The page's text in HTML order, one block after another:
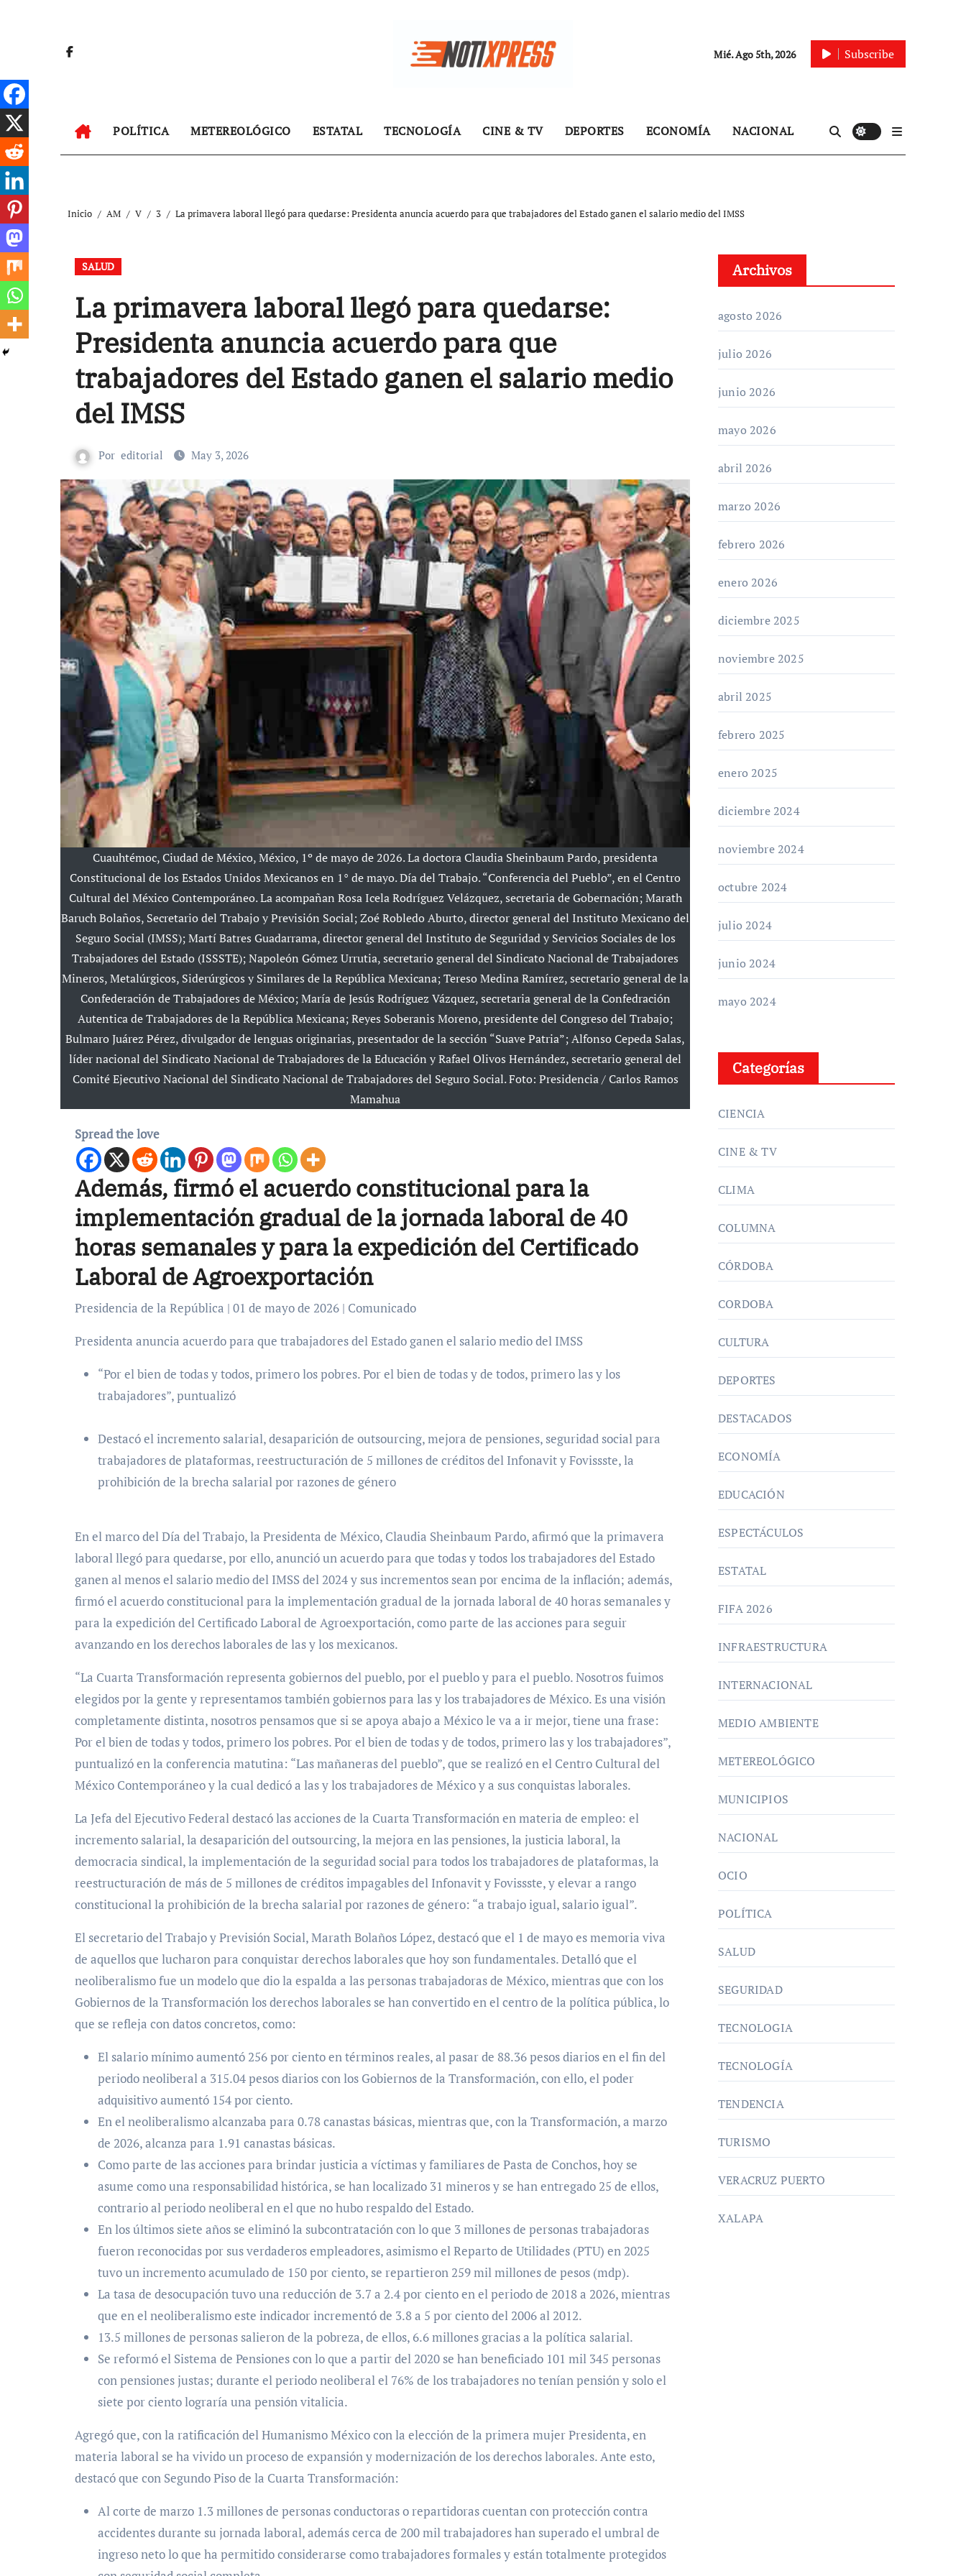
Mié. Ago 5th, 2026 Subscribe
POLÍTICA METEREOLÓGICO ESTATAL TECNOLOGÍA CINE & TV DEPORTES ECONOMÍA NACIONAL
Inicio AM V 3 La primavera laboral llegó para quedarse: Presidenta anuncia acuerdo para que trabajadores del Estado ganen el salario medio del IMSS
SALUD
La primavera laboral llegó para quedarse:
Presidenta anuncia acuerdo para que
trabajadores del Estado ganen el salario medio
del IMSS
Por editorial May 3, 2026
Cuauhtémoc, Ciudad de México, México, 1º de mayo de 2026. La doctora Claudia Sheinbaum Pardo, presidenta
Constitucional de los Estados Unidos Mexicanos en 1° de mayo. Día del Trabajo. “Conferencia del Pueblo”, en el Centro
Cultural del México Contemporáneo. La acompañan Rosa Icela Rodríguez Velázquez, secretaria de Gobernación; Marath
Baruch Bolaños, Secretario del Trabajo y Previsión Social; Zoé Robledo Aburto, director general del Instituto Mexicano del
Seguro Social (IMSS); Martí Batres Guadarrama, director general del Instituto de Seguridad y Servicios Sociales de los
Trabajadores del Estado (ISSSTE); Napoleón Gómez Urrutia, secretario general del Sindicato Nacional de Trabajadores
Mineros, Metalúrgicos, Siderúrgicos y Similares de la República Mexicana; Tereso Medina Ramírez, secretario general de la
Confederación de Trabajadores de México; María de Jesús Rodríguez Vázquez, secretaria general de la Confedración
Autentica de Trabajadores de la República Mexicana; Reyes Soberanis Moreno, presidente del Congreso del Trabajo;
Bulmaro Juárez Pérez, divulgador de lenguas originarias, presentador de la sección “Suave Patria”; Alfonso Cepeda Salas,
líder nacional del Sindicato Nacional de Trabajadores de la Educación y Rafael Olivos Hernández, secretario general del
Comité Ejecutivo Nacional del Sindicato Nacional de Trabajadores del Seguro Social. Foto: Presidencia / Carlos Ramos
Mamahua
Spread the love
Además, firmó el acuerdo constitucional para la
implementación gradual de la jornada laboral de 40
horas semanales y para la expedición del Certificado
Laboral de Agroexportación
Presidencia de la República | 01 de mayo de 2026 | Comunicado
Presidenta anuncia acuerdo para que trabajadores del Estado ganen el salario medio del IMSS
“Por el bien de todas y todos, primero los pobres. Por el bien de todas y de todos, primero las y los
trabajadores”, puntualizó
Destacó el incremento salarial, desaparición de outsourcing, mejora de pensiones, seguridad social para
trabajadores de plataformas, reestructuración de 5 millones de créditos del Infonavit y Fovissste, la
prohibición de la brecha salarial por razones de género
En el marco del Día del Trabajo, la Presidenta de México, Claudia Sheinbaum Pardo, afirmó que la primavera
laboral llegó para quedarse, por ello, anunció un acuerdo para que todas y todos los trabajadores del Estado
ganen al menos el salario medio del IMSS del 2024 y sus incrementos sean por encima de la inflación; además,
firmó el acuerdo constitucional para la implementación gradual de la jornada laboral de 40 horas semanales y
para la expedición del Certificado Laboral de Agroexportación, como parte de las acciones para seguir
avanzando en los derechos laborales de las y los mexicanos.
“La Cuarta Transformación representa gobiernos del pueblo, por el pueblo y para el pueblo. Nosotros fuimos
elegidos por la gente y representamos también gobiernos para las y los trabajadores de México. Es una visión
completamente distinta, nosotros pensamos que si se apoya abajo a México le va a ir mejor, tiene una frase:
Por el bien de todas y todos, primero los pobres. Por el bien de todas y de todos, primero las y los trabajadores”,
puntualizó en la conferencia matutina: “Las mañaneras del pueblo”, que se realizó en el Centro Cultural del
México Contemporáneo y la cual dedicó a las y los trabajadores de México y a sus conquistas laborales.
La Jefa del Ejecutivo Federal destacó las acciones de la Cuarta Transformación en materia de empleo: el
incremento salarial, la desaparición del outsourcing, la mejora en las pensiones, la justicia laboral, la
democracia sindical, la implementación de la seguridad social para todos los trabajadores de plataformas, la
reestructuración de más de 5 millones de créditos impagables del Infonavit y Fovissste, y elevar a rango
constitucional la prohibición de la brecha salarial por razones de género: “a trabajo igual, salario igual”.
El secretario del Trabajo y Previsión Social, Marath Bolaños López, destacó que el 1 de mayo es memoria viva
de aquellos que lucharon para conquistar derechos laborales que hoy son fundamentales. Detalló que el
neoliberalismo fue un modelo que dio la espalda a las personas trabajadoras de México, mientras que con los
Gobiernos de la Transformación los derechos laborales se han convertido en el centro de la política pública, lo
que se refleja con datos concretos, como:
El salario mínimo aumentó 256 por ciento en términos reales, al pasar de 88.36 pesos diarios en el fin del
periodo neoliberal a 315.04 pesos diarios con los Gobiernos de la Transformación, con ello, el poder
adquisitivo aumentó 154 por ciento.
En el neoliberalismo alcanzaba para 0.78 canastas básicas, mientras que, con la Transformación, a marzo
de 2026, alcanza para 1.91 canastas básicas.
Como parte de las acciones para brindar justicia a víctimas y familiares de Pasta de Conchos, hoy se
asume como una responsabilidad histórica, se han localizado 31 mineros y se han entregado 25 de ellos,
contrario al periodo neoliberal en el que no hubo respaldo del Estado.
En los últimos siete años se eliminó la subcontratación con lo que 3 millones de personas trabajadoras
fueron reconocidas por sus verdaderos empleadores, asimismo el Reparto de Utilidades (PTU) en 2025
tuvo un incremento acumulado de 150 por ciento, se repartieron 259 mil millones de pesos (mdp).
La tasa de desocupación tuvo una reducción de 3.7 a 2.4 por ciento en el periodo de 2018 a 2026, mientras
que en el neoliberalismo este indicador incrementó de 3.8 a 5 por ciento del 2006 al 2012.
13.5 millones de personas salieron de la pobreza, de ellos, 6.6 millones gracias a la política salarial.
Se reformó el Sistema de Pensiones con lo que a partir del 2020 se han beneficiado 101 mil 345 personas
con pensiones justas; durante el periodo neoliberal el 76% de los trabajadores no tenían pensión y solo el
siete por ciento lograría una pensión vitalicia.
Agregó que, con la ratificación del Humanismo México con la elección de la primera mujer Presidenta, en
materia laboral se ha vivido un proceso de expansión y modernización de los derechos laborales. Ante esto,
destacó que con Segundo Piso de la Cuarta Transformación:
Al corte de marzo 1.3 millones de personas conductoras o repartidoras cuentan con protección contra
accidentes durante su jornada laboral, además cerca de 200 mil trabajadores han superado el umbral de
ingreso neto lo que ha permitido considerarse como trabajadores formales y están totalmente protegidos
Archivos
agosto 2026
julio 2026
junio 2026
mayo 2026
abril 2026
marzo 2026
febrero 2026
enero 2026
diciembre 2025
noviembre 2025
abril 2025
febrero 2025
enero 2025
diciembre 2024
noviembre 2024
octubre 2024
julio 2024
junio 2024
mayo 2024
Categorías
CIENCIA
CINE & TV
CLIMA
COLUMNA
CÓRDOBA
CORDOBA
CULTURA
DEPORTES
DESTACADOS
ECONOMÍA
EDUCACIÓN
ESPECTÁCULOS
ESTATAL
FIFA 2026
INFRAESTRUCTURA
INTERNACIONAL
MEDIO AMBIENTE
METEREOLÓGICO
MUNICIPIOS
NACIONAL
OCIO
POLÍTICA
SALUD
SEGURIDAD
TECNOLOGIA
TECNOLOGÍA
TENDENCIA
TURISMO
VERACRUZ PUERTO
XALAPA